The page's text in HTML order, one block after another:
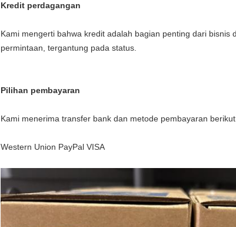
Kredit perdagangan
Kami mengerti bahwa kredit adalah bagian penting dari bisnis
permintaan, tergantung pada status.
Pilihan pembayaran
Kami menerima transfer bank dan metode pembayaran
Western Union PayPal VISA